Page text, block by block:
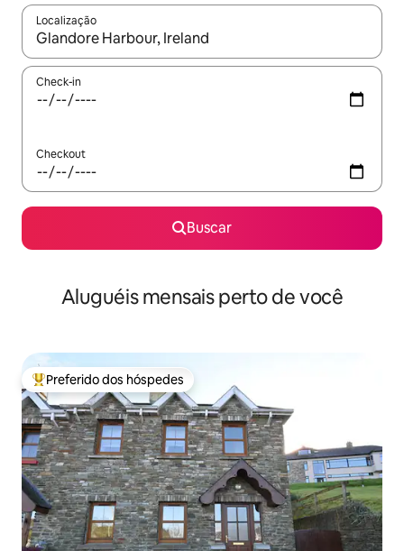
Localização
Quando os resultados estiverem disponíveis, explore-os
Check-in
Checkout
Buscar
Aluguéis mensais perto de você
Entre os melhores preferidos dos hóspedes
Preferido dos hóspedes